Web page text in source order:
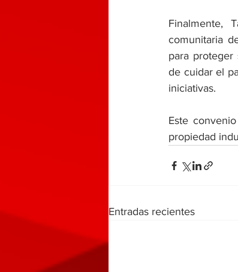
Finalmente,
comunitaria
para proteger
de cuidar el
iniciativas.
Este
propiedad
Entradas recientes